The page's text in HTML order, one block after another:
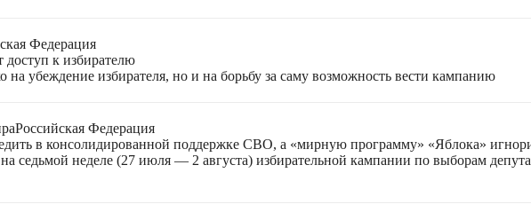
Федерация
доступ к избирателю
убеждение избирателя, но и на борьбу за саму возможность вести кампанию
Российская Федерация
в консолидированной поддержке СВО, а «мирную программу» «Яблока»
седьмой неделе (27 июля — 2 августа) избирательной кампании по выборам